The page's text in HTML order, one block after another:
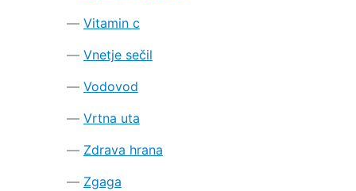
Vitamin c
Vnetje sečil
Vodovod
Vrtna uta
Zdrava hrana
Zgaga